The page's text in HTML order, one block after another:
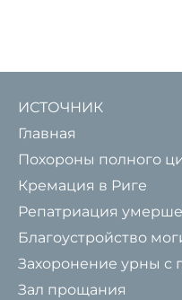
ИСТОЧНИК
Главная
Похороны полного
Кремация в Риге
Репатриация
Благоустройство
Захоронение урны с
Зал прощания